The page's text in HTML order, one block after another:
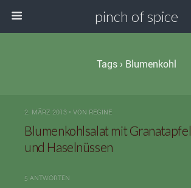
pinch of spice
Tags › Blumenkohl
2. MÄRZ 2013 • VON REGINE
Blumenkohlsalat mit Granatapfel
und Haselnüssen
5 ANTWORTEN